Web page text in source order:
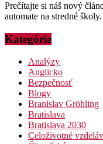
Prečítajte si náš nový
automate na stredné
Kategórie
Analýzy
Anglicko
Bezpečnosť
Blogy
Branislav Gröhling
Bratislava
Bratislava 2030
Celoživotné